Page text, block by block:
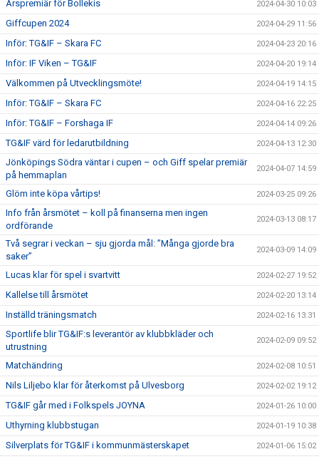
Årspremiär för Bollekis 2024-04-30 10:03
Giffcupen 2024 2024-04-29 11:56
Inför: TG&IF – Skara FC 2024-04-23 20:16
Inför: IF Viken – TG&IF 2024-04-20 19:14
Välkommen på Utvecklingsmöte! 2024-04-19 14:15
Inför: TG&IF – Skara FC 2024-04-16 22:25
Inför: TG&IF – Forshaga IF 2024-04-14 09:26
TG&IF värd för ledarutbildning 2024-04-13 12:30
Jönköpings Södra väntar i cupen – och Giff spelar premiär
på hemmaplan
2024-04-07 14:59
Glöm inte köpa vårtips! 2024-03-25 09:26
Info från årsmötet – koll på finanserna men ingen
ordförande
2024-03-13 08:17
Två segrar i veckan – sju gjorda mål: ”Många gjorde bra
saker”
2024-03-09 14:09
Lucas klar för spel i svartvitt 2024-02-27 19:52
Kallelse till årsmötet 2024-02-20 13:14
Inställd träningsmatch 2024-02-16 13:31
Sportlife blir TG&IF:s leverantör av klubbkläder och
utrustning
2024-02-09 09:52
Matchändring 2024-02-08 10:51
Nils Liljebo klar för återkomst på Ulvesborg 2024-02-02 19:12
TG&IF går med i Folkspels JOYNA 2024-01-26 10:00
Uthyrning klubbstugan 2024-01-19 10:38
Silverplats för TG&IF i kommunmästerskapet 2024-01-06 15:02